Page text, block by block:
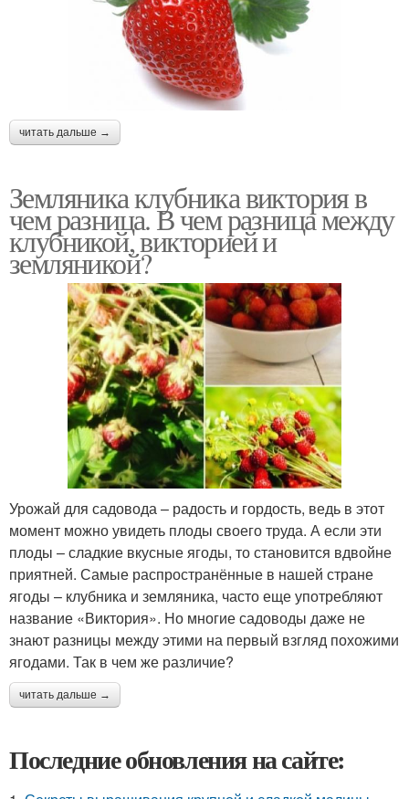
читать дальше →
Земляника клубника виктория в
чем разница. В чем разница между
клубникой, викторией и
земляникой?
Урожай для садовода – радость и гордость, ведь в этот
момент можно увидеть плоды своего труда. А если эти
плоды – сладкие вкусные ягоды, то становится вдвойне
приятней. Самые распространённые в нашей стране
ягоды – клубника и земляника, часто еще употребляют
название «Виктория». Но многие садоводы даже не
знают разницы между этими на первый взгляд похожими
ягодами. Так в чем же различие?
читать дальше →
Последние обновления на сайте: